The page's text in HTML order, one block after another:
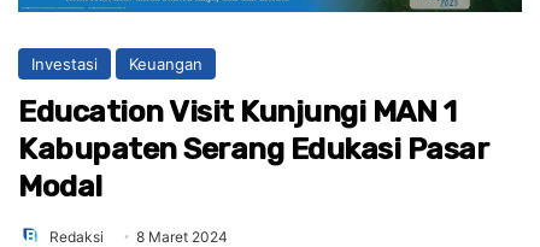
Investasi Keuangan
Education Visit Kunjungi MAN 1
Kabupaten Serang Edukasi Pasar
Modal
Redaksi 8 Maret 2024